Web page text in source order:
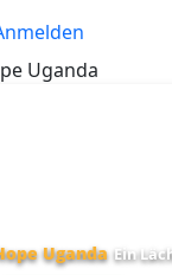
Uganda
Uganda Ein